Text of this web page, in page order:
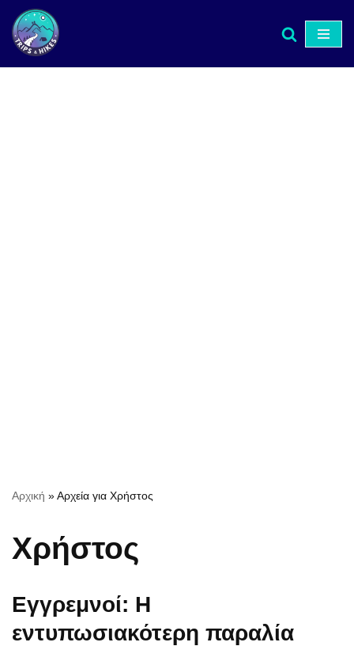
Μεταπηδήστε
στο
Αρχική »Αρχεία για Χρήστος
Χρήστος
Εγγρεμνοί: Η
εντυπωσιακότερη παραλία